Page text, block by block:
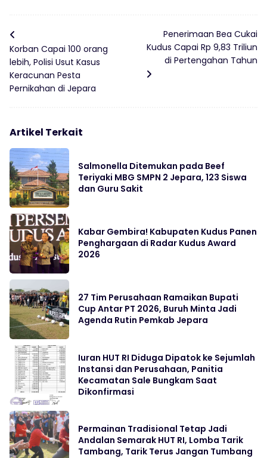
Korban Capai 100 orang
lebih, Polisi Usut Kasus
Keracunan Pesta
Pernikahan di Jepara
Penerimaan Bea Cukai
Kudus Capai Rp 9,83 Triliun
di Pertengahan Tahun
Artikel Terkait
Salmonella Ditemukan pada Beef
Teriyaki MBG SMPN 2 Jepara, 123 Siswa
dan Guru Sakit
Kabar Gembira! Kabupaten Kudus Panen
Penghargaan di Radar Kudus Award
2026
27 Tim Perusahaan Ramaikan Bupati
Cup Antar PT 2026, Buruh Minta Jadi
Agenda Rutin Pemkab Jepara
Iuran HUT RI Diduga Dipatok ke Sejumlah
Instansi dan Perusahaan, Panitia
Kecamatan Sale Bungkam Saat
Dikonfirmasi
Permainan Tradisional Tetap Jadi
Andalan Semarak HUT RI, Lomba Tarik
Tambang, Tarik Terus Jangan Tumbang